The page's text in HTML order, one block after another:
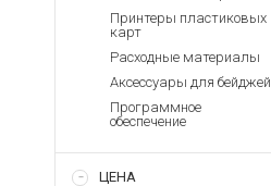
Принтеры пластиковых
карт
Расходные материалы
Аксессуары для бейджей
Программное
обеспечение
ЦЕНА